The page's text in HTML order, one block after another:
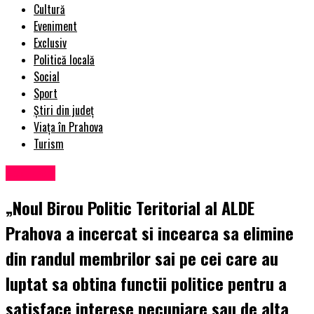
Cultură
Eveniment
Exclusiv
Politică locală
Social
Sport
Știri din județ
Viața în Prahova
Turism
„Noul Birou Politic Teritorial al ALDE
Prahova a incercat si incearca sa elimine
din randul membrilor sai pe cei care au
luptat sa obtina functii politice pentru a
satisface interese pecuniare sau de alta